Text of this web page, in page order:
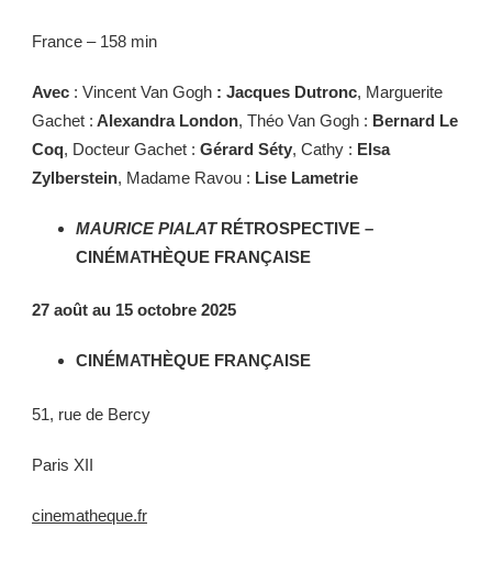
France – 158 min
Avec : Vincent Van Gogh : Jacques Dutronc, Marguerite
Gachet : Alexandra London, Théo Van Gogh : Bernard Le
Coq, Docteur Gachet : Gérard Séty, Cathy : Elsa
Zylberstein, Madame Ravou : Lise Lametrie
MAURICE PIALATRÉTROSPECTIVE –
CINÉMATHÈQUE FRANÇAISE
27 août au 15 octobre 2025
CINÉMATHÈQUE FRANÇAISE
51, rue de Bercy
Paris XII
cinematheque.fr